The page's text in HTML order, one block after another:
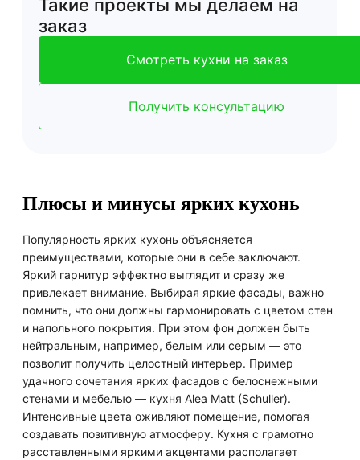
Такие проекты мы делаем на
заказ
Смотреть кухни на заказ
Получить консультацию
Плюсы и минусы ярких кухонь
Популярность ярких кухонь объясняется
преимуществами, которые они в себе заключают.
Яркий гарнитур эффектно выглядит и сразу же
привлекает внимание. Выбирая яркие фасады, важно
помнить, что они должны гармонировать с цветом стен
и напольного покрытия. При этом фон должен быть
нейтральным, например, белым или серым — это
позволит получить целостный интерьер. Пример
удачного сочетания ярких фасадов с белоснежными
стенами и мебелью — кухня Alea Matt (Schuller).
Интенсивные цвета оживляют помещение, помогая
создавать позитивную атмосферу. Кухня с грамотно
расставленными яркими акцентами располагает